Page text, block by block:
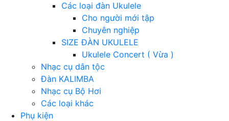
Các loại đàn Ukulele
Cho người mới tập
Chuyên nghiệp
SIZE ĐÀN UKULELE
Ukulele Concert ( Vừa )
Nhạc cụ dân tộc
Đàn KALIMBA
Nhạc cụ Bộ Hơi
Các loại khác
Phụ kiện